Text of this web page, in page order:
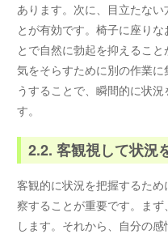
あります。次に、目立たな
とが有効です。椅子に座り
とで自然に勃起を抑えること
気をそらすために別の作業
うすることで、瞬間的に状
す。
2.2. 客観視して状況
客観的に状況を把握するた
察することが重要です。ま
します。それから、自分の